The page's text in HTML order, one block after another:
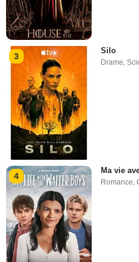
3
Silo
Drame,
4
Ma vie
Romance,